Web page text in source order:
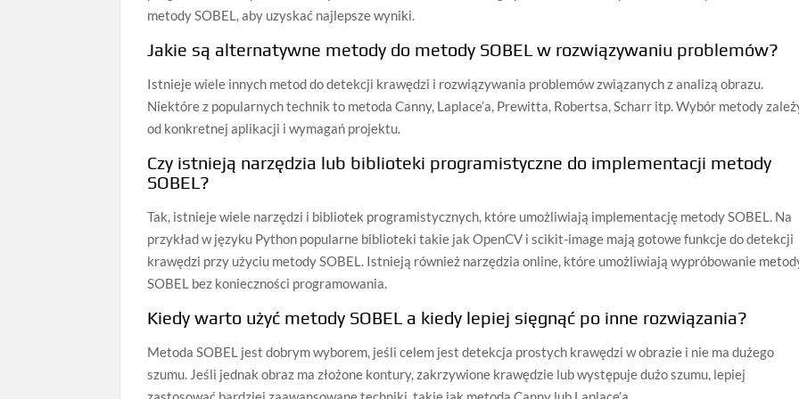
metody SOBEL, aby uzyskać najlepsze wyniki.
Jakie są alternatywne metody do metody SOBEL w rozwiązywaniu problemów?
Istnieje wiele innych metod do detekcji krawędzi i rozwiązywania problemów związanych z analizą obrazu.
Niektóre z popularnych technik to metoda Canny, Laplace’a, Prewitta, Robertsa, Scharr itp. Wybór metody
od konkretnej aplikacji i wymagań projektu.
Czy istnieją narzędzia lub biblioteki programistyczne do implementacji metody
SOBEL?
Tak, istnieje wiele narzędzi i bibliotek programistycznych, które umożliwiają implementację metody SOBEL. Na
przykład w języku Python popularne biblioteki takie jak OpenCV i scikit-image mają gotowe funkcje do detekcji
krawędzi przy użyciu metody SOBEL. Istnieją również narzędzia online, które umożliwiają wypróbowanie
SOBEL bez konieczności programowania.
Kiedy warto użyć metody SOBEL a kiedy lepiej sięgnąć po inne rozwiązania?
Metoda SOBEL jest dobrym wyborem, jeśli celem jest detekcja prostych krawędzi w obrazie i nie ma dużego
szumu. Jeśli jednak obraz ma złożone kontury, zakrzywione krawędzie lub występuje dużo szumu, lepiej